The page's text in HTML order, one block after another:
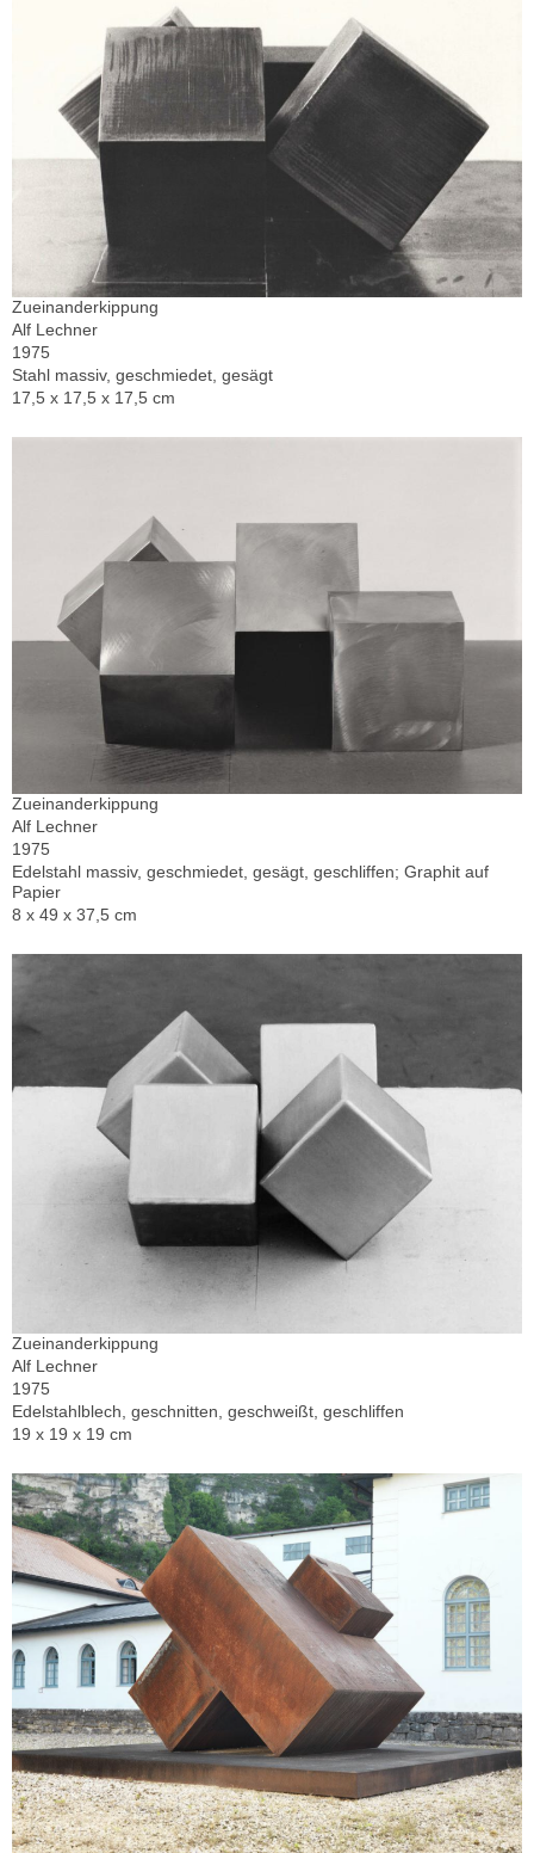
Zueinanderkippung
Alf Lechner
1975
Stahl massiv, geschmiedet, gesägt
17,5 x 17,5 x 17,5 cm
Zueinanderkippung
Alf Lechner
1975
Edelstahl massiv, geschmiedet, gesägt, geschliffen; Graphit auf
Papier
8 x 49 x 37,5 cm
Zueinanderkippung
Alf Lechner
1975
Edelstahlblech, geschnitten, geschweißt, geschliffen
19 x 19 x 19 cm